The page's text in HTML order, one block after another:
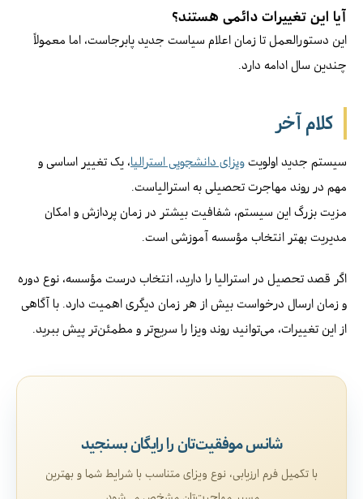
آیا این تغییرات دائمی هستند؟
این دستورالعمل تا زمان اعلام سیاست جدید پابرجاست، اما معمولاً
چندین سال ادامه دارد.
کلام آخر
سیستم جدید اولویت ویزای دانشجویی استرالیا، یک تغییر اساسی و
مهم در روند مهاجرت تحصیلی به استرالیاست.
مزیت بزرگ این سیستم، شفافیت بیشتر در زمان پردازش و امکان
مدیریت بهتر انتخاب مؤسسه آموزشی است.
اگر قصد تحصیل در استرالیا را دارید، انتخاب درست مؤسسه، نوع دوره
و زمان ارسال درخواست بیش از هر زمان دیگری اهمیت دارد. با آگاهی
از این تغییرات، می‌توانید روند ویزا را سریع‌تر و مطمئن‌تر پیش ببرید.
شانس موفقیت‌تان را رایگان بسنجید
با تکمیل فرم ارزیابی، نوع ویزای متناسب با شرایط شما و بهترین